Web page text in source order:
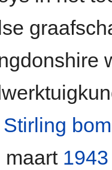
maart 1943